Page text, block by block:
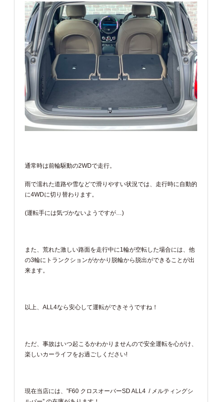
通常時は前輪駆動の2WDで走行。
雨で濡れた道路や雪などで滑りやすい状況では、走行時に自動的
に4WDに切り替わります。
(運転手には気づかないようですが…)
また、荒れた激しい路面を走行中に1輪が空転した場合には、他
の3輪にトランクションがかかり脱輪から脱出ができることが出
来ます。
以上、ALL4なら安心して運転ができそうですね！
ただ、事故はいつ起こるかわかりませんので安全運転を心がけ、
楽しいカーライフをお過ごしください!
現在当店には、”F60 クロスオーバーSD ALL4 / メルティングシ